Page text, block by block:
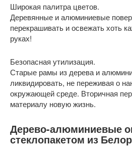
Широкая палитра цветов.
Деревянные и алюминиевые
перекрашивать и освежать хоть
руках!
Безопасная утилизация.
Старые рамы из дерева и
ликвидировать, не переживая о
окружающей среде. Вторичная
материалу новую жизнь.
Дерево-алюминиевые
стеклопакетом из